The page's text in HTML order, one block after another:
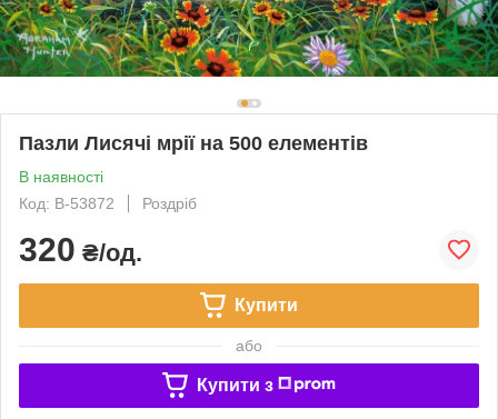
Пазли Лисячі мрії на 500 елементів
В наявності
Код: B-53872
Роздріб
320 ₴/од.
Купити
або
Купити з